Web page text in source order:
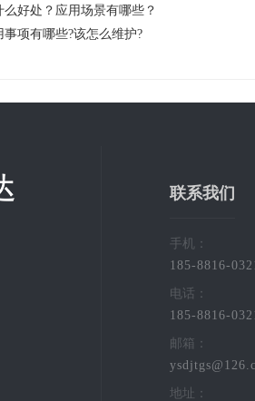
好处？应用场景有哪些？
项有哪些?该怎么维护?
联系我们
手机：
185-8816-
电话：
185-8816-
邮箱：
地址：